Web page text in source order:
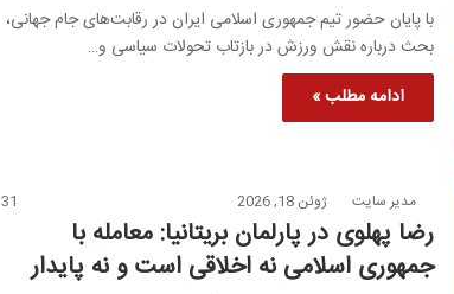
با پایان حضور تیم جمهوری اسلامی ایران در رقابت‌های جام جهانی،
بحث درباره نقش ورزش در بازتاب تحولات سیاسی و…
ادامه مطلب »
مدیر سایت ژوئن 18, 2026 31
رضا پهلوی در پارلمان بریتانیا: معامله با
جمهوری اسلامی نه اخلاقی است و نه پایدار